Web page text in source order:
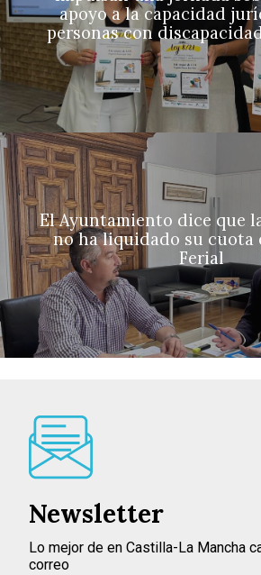
apoyo a la capacidad
personas con
El Ayuntamiento dice que
no ha liquidado su cuota
Ferial
Newsletter
Lo mejor de en Castilla-La Mancha
correo